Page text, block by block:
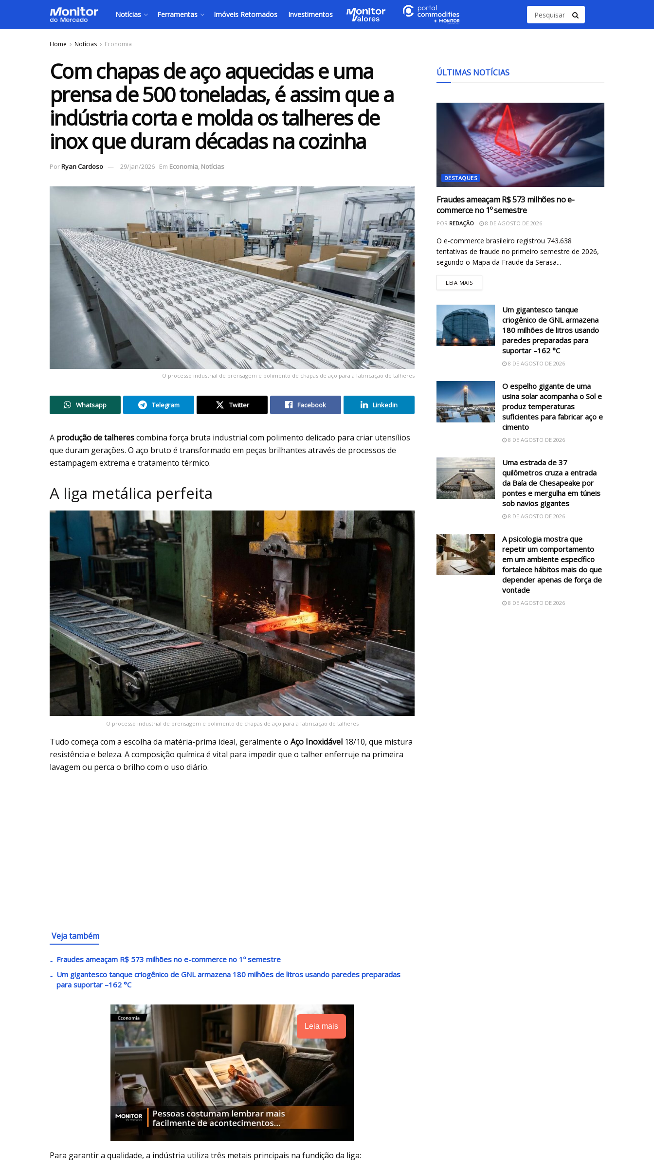
Notícias Ferramentas Imóveis Retomados Investimentos
Home Notícias Economia
Com chapas de aço aquecidas e uma
prensa de 500 toneladas, é assim que a
indústria corta e molda os talheres de
inox que duram décadas na cozinha
PorRyan Cardoso 29/jan/2026 Em Economia, Notícias
O processo industrial de prensagem e polimento de chapas de aço para a fabricação de talheres
Whatsapp Telegram Twitter Facebook Linkedin
A produção de talherescombina força bruta industrial com polimento delicado para criar utensílios
que duram gerações. O aço bruto é transformado em peças brilhantes através de processos de
estampagem extrema e tratamento térmico.
A liga metálica perfeita
O processo industrial de prensagem e polimento de chapas de aço para a fabricação de talheres
Tudo começa com a escolha da matéria-prima ideal, geralmente o Aço Inoxidável 18/10, que mistura
resistência e beleza. A composição química é vital para impedir que o talher enferruje na primeira
lavagem ou perca o brilho com o uso diário.
Veja também
Fraudes ameaçam R$ 573 milhões no e-commerce no 1º semestre
Um gigantesco tanque criogênico de GNL armazena 180 milhões de litros usando paredes preparadas
para suportar –162 °C
Leia mais
Para garantir a qualidade, a indústria utiliza três metais principais na fundição da liga:
ÚLTIMAS NOTÍCIAS
DESTAQUES
Fraudes ameaçam R$ 573 milhões no e-
commerce no 1º semestre
POR REDAÇÃO 8 DE AGOSTO DE 2026
O e-commerce brasileiro registrou 743.638
tentativas de fraude no primeiro semestre de 2026,
segundo o Mapa da Fraude da Serasa...
LEIA MAIS
Um gigantesco tanque
criogênico de GNL armazena
180 milhões de litros usando
paredes preparadas para
suportar –162 °C
8 DE AGOSTO DE 2026
O espelho gigante de uma
usina solar acompanha o Sol e
produz temperaturas
suficientes para fabricar aço e
cimento
8 DE AGOSTO DE 2026
Uma estrada de 37
quilômetros cruza a entrada
da Baía de Chesapeake por
pontes e mergulha em túneis
sob navios gigantes
8 DE AGOSTO DE 2026
A psicologia mostra que
repetir um comportamento
em um ambiente específico
fortalece hábitos mais do que
depender apenas de força de
vontade
8 DE AGOSTO DE 2026